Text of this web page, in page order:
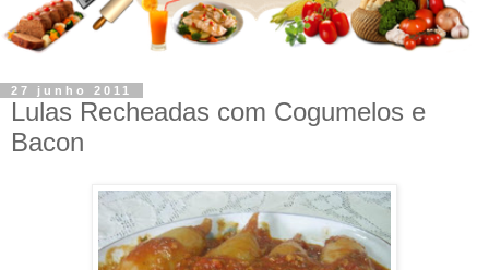
27 junho 2011
Lulas Recheadas com Cogumelos e
Bacon